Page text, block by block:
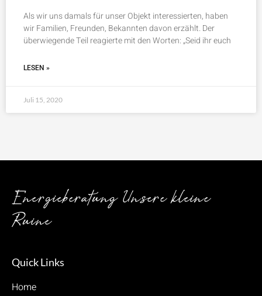
Als wir uns damals für unser Objekt interessierten, haben
wir Familien, Freunden, Bekannten davon erzählt. Der
überwiegende Teil reagierte mit den Worten: „Seid ihr euch
LESEN »
Juli 15, 2020
Energieberatung Unsere kleine
Ruine
Quick Links
Home